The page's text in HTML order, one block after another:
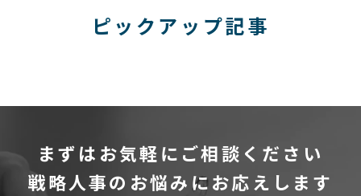
ピックアップ記事
まずはお気軽にご相談ください
戦略人事のお悩みにお応えします